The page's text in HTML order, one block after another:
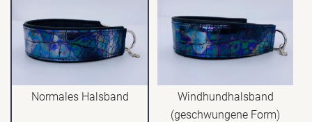
Normales Halsband
Windhundhalsband
(geschwungene Form)